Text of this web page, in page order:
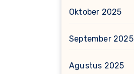
Oktober 2025
September 2025
Agustus 2025